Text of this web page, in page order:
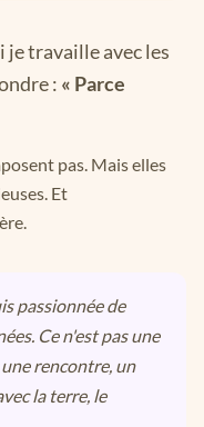
je travaille avec les
: « Parce
pas. Mais elles
Et
passionnée de
Ce n'est pas une
rencontre, un
la terre, le